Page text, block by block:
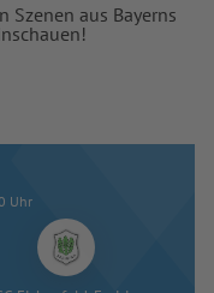
Szenen aus Bayerns
Uhr